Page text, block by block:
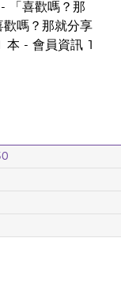
「喜歡嗎？那
嗎？那就分享
本 - 會員資訊 1